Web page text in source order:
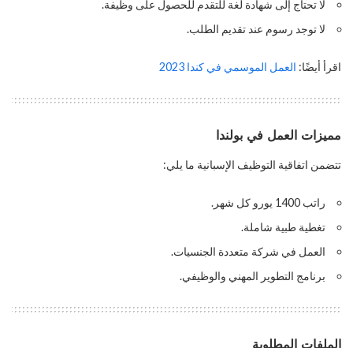
لا تحتاج إلى شهادة لغة للتقدم للحصول على وظيفة.
لا توجد رسوم عند تقديم الطلب.
اقرأ أيضًا: العمل الموسمي في كندا 2023
مميزات العمل في بولندا
تتضمن اتفاقية التوظيف الإسبانية ما يلي:
راتب 1400 يورو كل شهر.
تغطية طبية شاملة.
العمل في شركة متعددة الجنسيات.
برنامج التطوير المهني والوظيفي.
الملفات المطلوبة